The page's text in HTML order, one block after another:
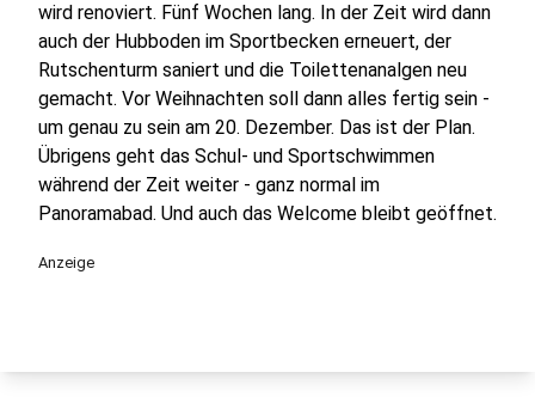
wird renoviert. Fünf Wochen lang. In der Zeit wird dann
auch der Hubboden im Sportbecken erneuert, der
Rutschenturm saniert und die Toilettenanalgen neu
gemacht. Vor Weihnachten soll dann alles fertig sein -
um genau zu sein am 20. Dezember. Das ist der Plan.
Übrigens geht das Schul- und Sportschwimmen
während der Zeit weiter - ganz normal im
Panoramabad. Und auch das Welcome bleibt geöffnet.
Anzeige